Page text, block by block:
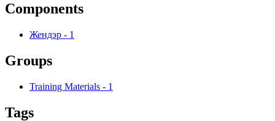
Components
Жендэр - 1
Groups
Training Materials - 1
Tags